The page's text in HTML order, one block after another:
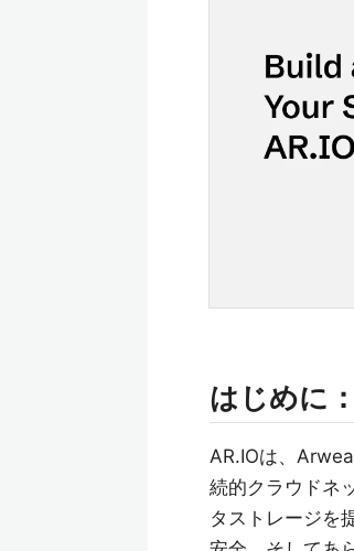
はじめに
AR.IOは、
続的クラウドネ
タストレージを